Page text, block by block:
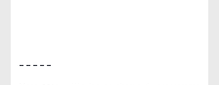
– – – – –